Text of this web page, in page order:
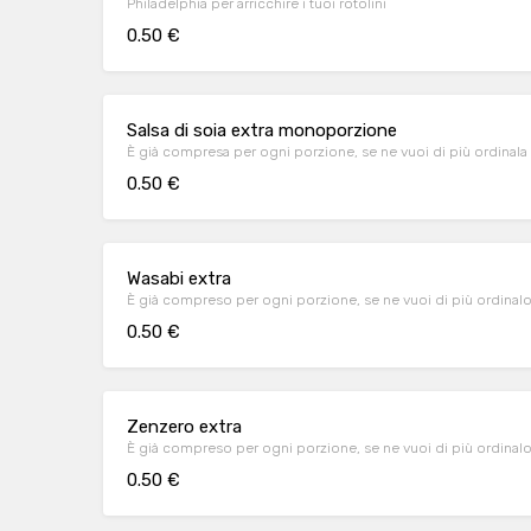
Philadelphia per arricchire i tuoi rotolini
0.50 €
Salsa di soia extra monoporzione
È già compresa per ogni porzione, se ne vuoi di più ordinala
0.50 €
Wasabi extra
È già compreso per ogni porzione, se ne vuoi di più
0.50 €
Zenzero extra
È già compreso per ogni porzione, se ne vuoi di più
0.50 €